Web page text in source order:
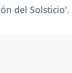
del Solsticio'.